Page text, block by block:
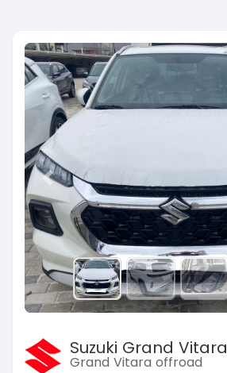
Previous
Suzuki Grand Vitara
Grand Vitara offroad